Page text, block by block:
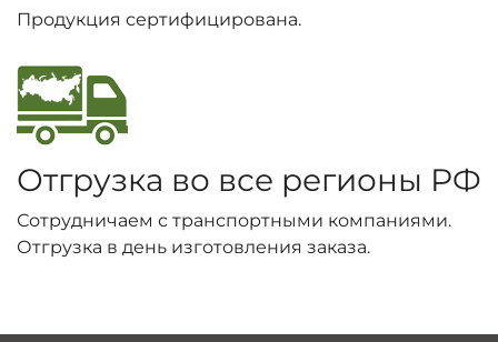
Продукция сертифицирована.
Отгрузка во все регионы РФ
Сотрудничаем с транспортными компаниями.
Отгрузка в день изготовления заказа.